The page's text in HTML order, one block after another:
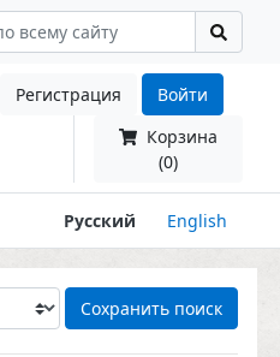
Регистрация
Войти
Корзина
(0)
Русский English
Сохранить поиск